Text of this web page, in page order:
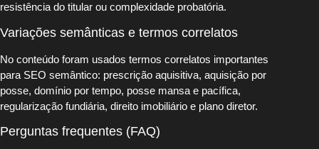
resistência do titular ou complexidade probatória.
Variações semânticas e termos correlatos
No conteúdo foram usados termos correlatos importantes
para SEO semântico: prescrição aquisitiva, aquisição por
posse, domínio por tempo, posse mansa e pacífica,
regularização fundiária, direito imobiliário e plano diretor.
Perguntas frequentes (FAQ)